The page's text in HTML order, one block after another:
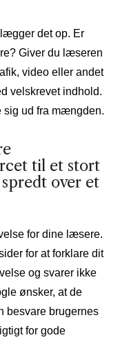
det op. Er
Giver du læseren
video eller andet
velskrevet indhold.
sig ud fra mængden.
til et stort
over et
for dine læsere.
for at forklare dit
og svarer ikke
ønsker, at de
besvare brugernes
for gode